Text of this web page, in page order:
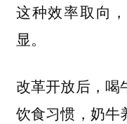
这种效率取向
显。
改革开放后，喝
饮食习惯，奶牛